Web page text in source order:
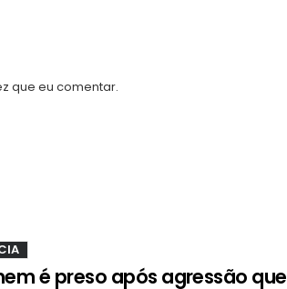
que eu comentar.
é preso após agressão que